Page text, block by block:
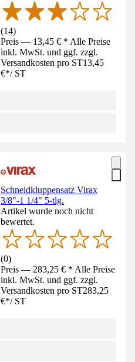
(14)
Preis — 13,45 € * Alle Preise
inkl. MwSt. und ggf. zzgl.
Versandkosten pro ST13,45
€*/ ST
Schneidkluppensatz Virax
3/8"-1 1/4" 5-tlg.
Artikel wurde noch nicht
bewertet.
(0)
Preis — 283,25 € * Alle Preise
inkl. MwSt. und ggf. zzgl.
Versandkosten pro ST283,25
€*/ ST